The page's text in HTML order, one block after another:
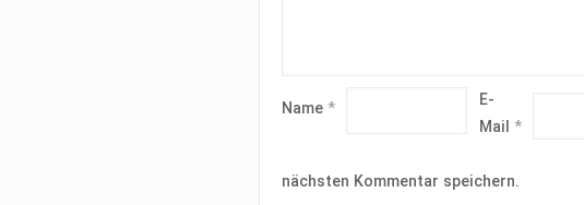
Name *
E-
Mail*
nächsten Kommentar speichern.